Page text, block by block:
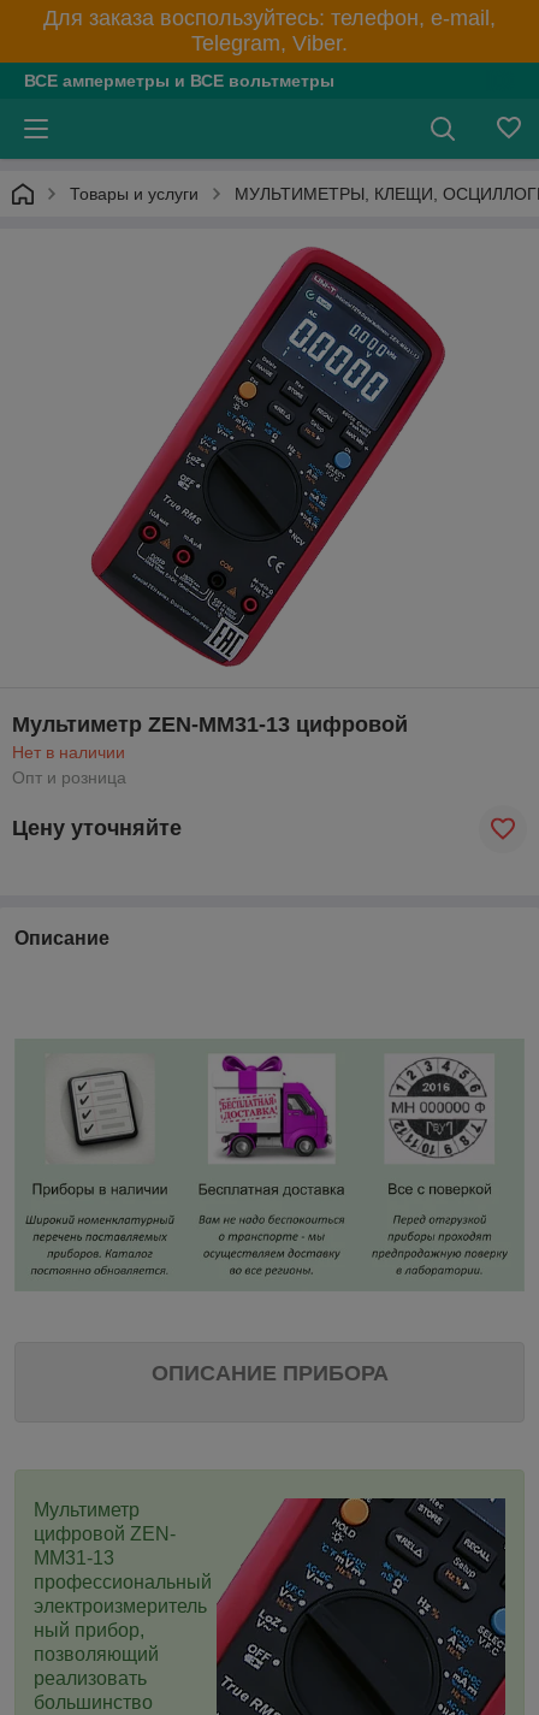
Для заказа воспользуйтесь: телефон, e-mail,
Telegram, Viber.
ВСЕ амперметры и ВСЕ вольтметры
Товары и услуги МУЛЬТИМЕТРЫ, КЛЕЩИ,
Мультиметр ZEN-MM31-13 цифровой
Нет в наличии
Опт и розница
Цену уточняйте
Описание
ОПИСАНИЕ ПРИБОРА
Мультиметр
цифровой ZEN-
MM31-13
профессиональный
электроизмеритель
ный прибор,
позволяющий
реализовать
большинство